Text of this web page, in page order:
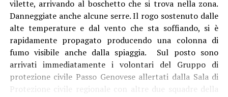
verosimilmente intrisi di stupefacente e oggetto di
lavorazione, diversi recipienti contenenti solventi e
setacci utilizzati per l’estrazione chimica della sostanza
dal pellet, oltre ai residui delle lavorazioni già
effettuate.
Mentre il denaro, i beni e la droga già confezionata sono
stati immediatamente sequestrati. L’intera area della
vilette, arrivando al boschetto che si trova nella zona.
Danneggiate anche alcune serre. Il rogo sostenuto dalle
alte temperature e dal vento che sta soffiando, si è
rapidamente propagato producendo una colonna di
fumo visibile anche dalla spiaggia. Sul posto sono
arrivati immediatamente i volontari del Gruppo di
protezione civile Passo Genovese allertati dalla Sala di
Protezione civile regionale con altre due squadre della